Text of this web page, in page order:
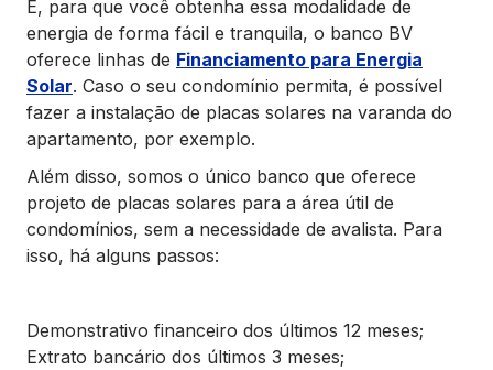
E, para que você obtenha essa modalidade de
energia de forma fácil e tranquila, o banco BV
oferece linhas de Financiamento para Energia
Solar. Caso o seu condomínio permita, é possível
fazer a instalação de placas solares na varanda do
apartamento, por exemplo.
Além disso, somos o único banco que oferece
projeto de placas solares para a área útil de
condomínios, sem a necessidade de avalista. Para
isso, há alguns passos:
Demonstrativo financeiro dos últimos 12 meses;
Extrato bancário dos últimos 3 meses;